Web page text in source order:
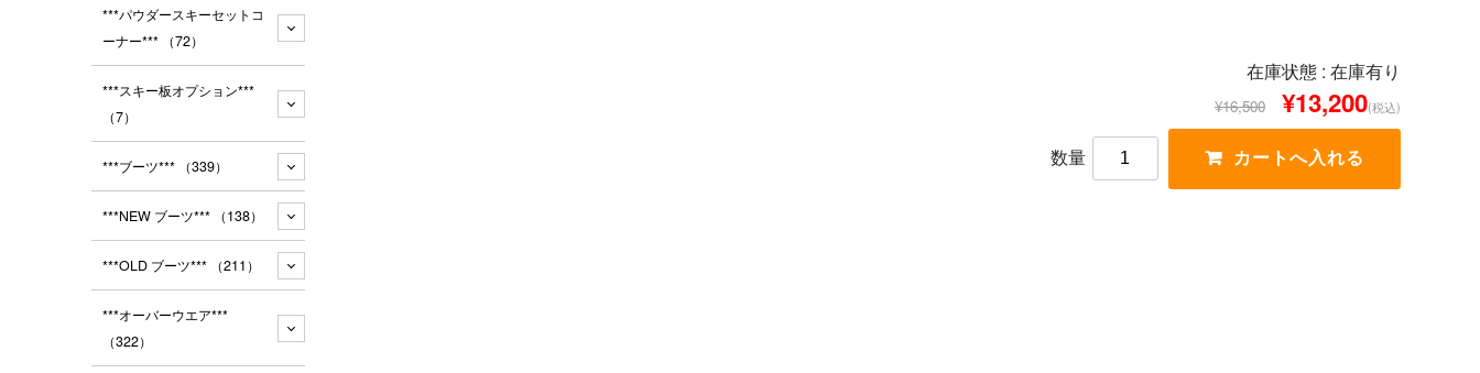
在庫状態 : 在庫有り
¥16,500 ¥13,200(税込)
数量
***パウダースキーセットコ
ーナー*** （72）
***スキー板オプション***
（7）
***ブーツ*** （339）
***NEW ブーツ*** （138）
***OLD ブーツ*** （211）
***オーバーウエア***
（322）